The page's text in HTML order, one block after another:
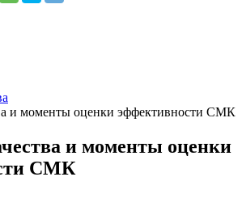
и моменты оценки эффективности СМК
и моменты оценки
СМК